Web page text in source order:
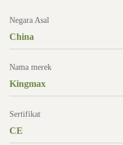
Negara Asal
China
Nama merek
Kingmax
Sertifikat
CE